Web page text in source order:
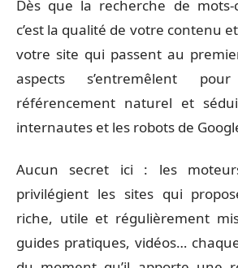
Dès que la recherche de mots-
c’est la qualité de votre contenu
votre site qui passent au
aspects s’entremêlent
référencement naturel et
internautes et les robots de
Aucun secret ici : les
privilégient les sites qui
riche, utile et régulièrement
guides pratiques, vidéos…